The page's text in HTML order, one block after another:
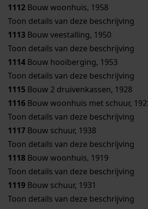
1112 Bouw woonhuis, 1958
Toon details van deze beschrijving
1113 Bouw veestalling, 1950
Toon details van deze beschrijving
1114 Bouw hooiberging, 1953
Toon details van deze beschrijving
1115 Bouw 2 druivenkassen, 1928
1116 Bouw woonhuis met schuur,
Toon details van deze beschrijving
1117 Bouw schuur, 1938
Toon details van deze beschrijving
1118 Bouw woonhuis, 1919
Toon details van deze beschrijving
1119 Bouw schuur, 1931
Toon details van deze beschrijving